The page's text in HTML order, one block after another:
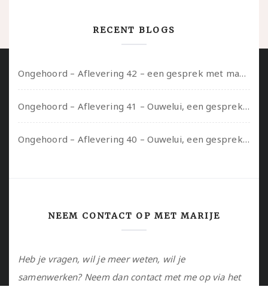
RECENT BLOGS
Ongehoord – Aflevering 42 – een gesprek met marijn over seksueel opbloeien, het ouderschap uitvinden en verschillende leeftijden in je mee dragen
Ongehoord – Aflevering 41 – Ouwelui, een gesprek met Marcelle over polyamorie op latere leeftijd, (mantel)zorg voor je partners en seksueel plezier.
Ongehoord – Aflevering 40 – Ouwelui, een gesprek met Sadie Lune over vormende relaties en de geschiedenis van de queer pornobeweging
NEEM CONTACT OP MET MARIJE
Heb je vragen, wil je meer weten, wil je
samenwerken? Neem dan contact met me op via het